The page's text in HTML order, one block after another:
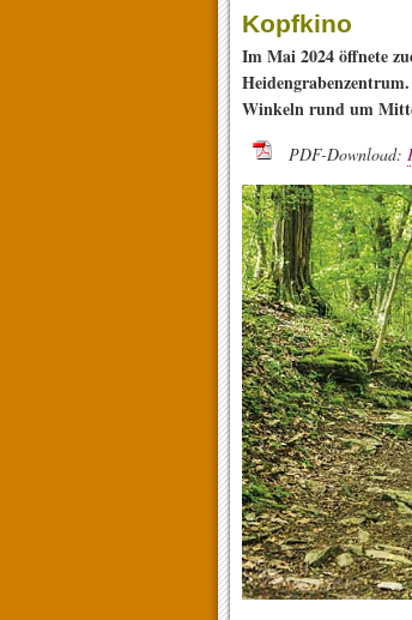
Kopfkino
Im Mai 2024 öffnete
Winkeln rund um
PDF-Download: